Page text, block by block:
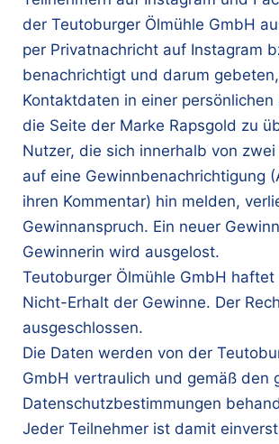
der Teutoburger Ölmühle GmbH
per Privatnachricht auf Instagram
benachrichtigt und darum
Kontaktdaten in einer persönlichen
die Seite der Marke Rapsgold zu
Nutzer, die sich innerhalb von
auf eine Gewinnbenachrichtigung
ihren Kommentar) hin melden,
Gewinnanspruch. Ein neuer
Gewinnerin wird ausgelost.
Teutoburger Ölmühle GmbH haftet
Nicht-Erhalt der Gewinne. Der
ausgeschlossen.
Die Daten werden von der
GmbH vertraulich und gemäß den
Datenschutzbestimmungen
Jeder Teilnehmer ist damit